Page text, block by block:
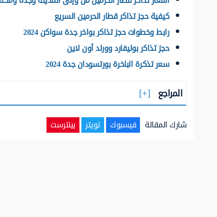
كيفية حجز تذاكر قطار الحرمين السريع
رابط وخطوات حجز تذاكر بواخر جدة سواكن 2024
حجز تذاكر بوليفارد وورلد أون لاين
​​​​​​​سعر تذكرة الباخرة بورتسودان جدة 2024
المراجع
شارك المقالة فيسبوك تويتر بينترست